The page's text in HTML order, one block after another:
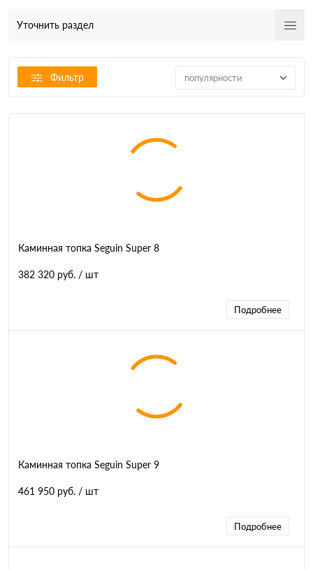
Уточнить раздел
Фильтр популярности
Каминная топка Seguin Super 8
382 320 руб. / шт
Подробнее
Каминная топка Seguin Super 9
461 950 руб. / шт
Подробнее